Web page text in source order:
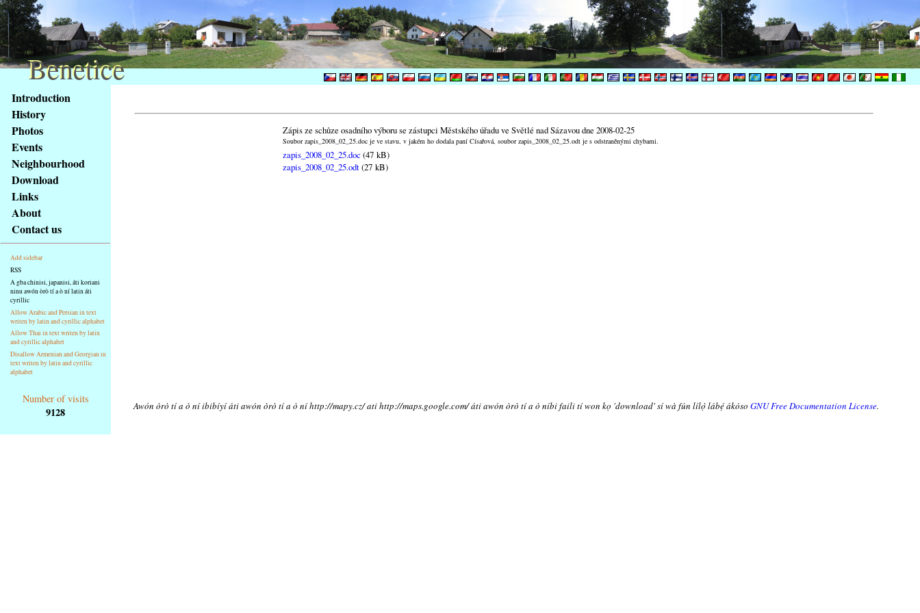
obsah
stránky
Klávesové
zkratky
tomto
webu
základní
Hlavní
strana
Introduction
History
Photos
Events
Neighbourhood
Download
Links
About
Contact us
Add sidebar
RSS
A gba chinisi, japanisi, áti koriani
ninu awón òrò tí a ò ní latin áti
cyrillic
Allow Arabic and Persian in text
writen by latin and cyrillic alphabet
Allow Thai in text writen by latin
and cyrillic alphabet
Disallow Armenian and Georgian in
text writen by latin and cyrillic
alphabet
Zápis ze schůze osadního výboru se zástupci Městského úřadu ve Světlé nad Sázavou dne 2008-02-25
Soubor zapis_2008_02_25.doc je ve stavu, v jakém ho dodala paní Císařová, soubor zapis_2008_02_25.odt je s odstraněnými chybami.
zapis_2008_02_25.doc (47 kB)
zapis_2008_02_25.odt(27 kB)
Number of visits
9128 Awón òrò tí a ò ní ibibíyí áti awón òrò tí a ò ní http://mapy.cz/ ati http://maps.google.com/ áti awón òrò tí a ò níbi faili tí won kọ 'download' sí wà fún lílọ̀ lábẹ́ ákóso GNU Free Documentation License.
Benetice
Benetice